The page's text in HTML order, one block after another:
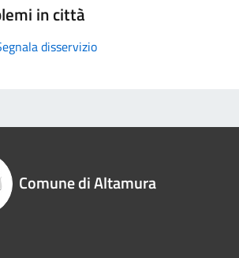
in città
disservizio
Comune di Altamura